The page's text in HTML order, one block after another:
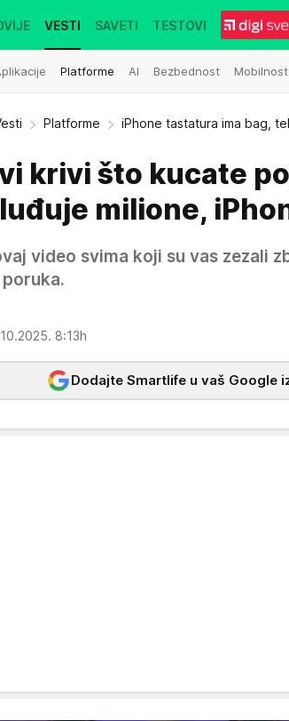
VESTI
Platforme AI Bezbednost Mobilnost
SAVETI TESTOVI
Platforme iPhone tastatura ima bag,
krivi što kucate
milione,
video svima koji su vas zezali
8:13h
Dodajte Smartlife u vaš Google